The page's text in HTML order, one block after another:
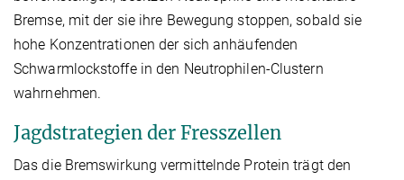
Bremse, mit der sie ihre Bewegung stoppen, sobald sie
hohe Konzentrationen der sich anhäufenden
Schwarmlockstoffe in den Neutrophilen-Clustern
wahrnehmen.
Jagdstrategien der Fresszellen
Das die Bremswirkung vermittelnde Protein trägt den